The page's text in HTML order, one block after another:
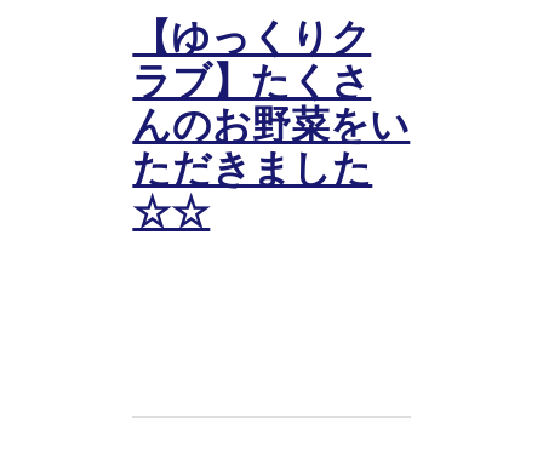
【ゆっくりク
ラブ】たくさ
んのお野菜をい
ただきました
☆☆